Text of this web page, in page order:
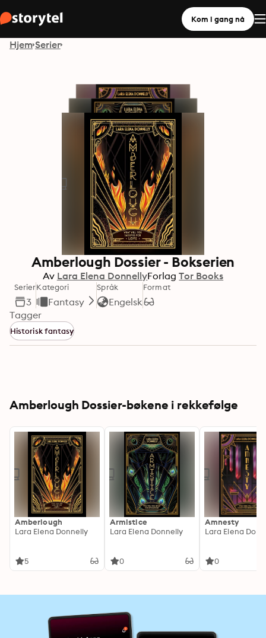
Kom i gang nå
Hjem Serier
Amberlough Dossier - Bokserien
Av Lara Elena DonnellyForlag Tor Books
Serier
3
Kategori
Fantasy
Språk
Engelsk
Format
Tagger
Historisk fantasy
Amberlough Dossier-bøkene i rekkefølge
Amberlough
Lara Elena Donnelly
5
Armistice
Lara Elena Donnelly
0
Amnesty
Lara Elena
0